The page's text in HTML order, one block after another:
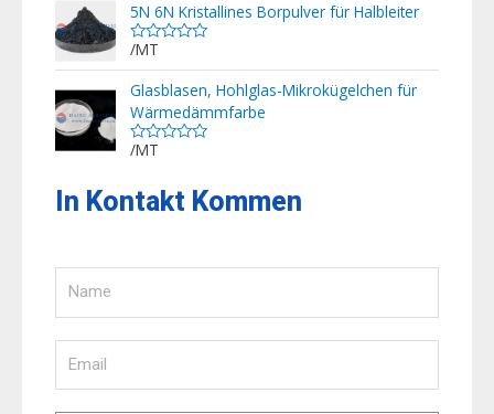
von
5
5N 6N Kristallines Borpulver für Halbleiter
Bewertet
mit
von
5
/MT
Glasblasen, Hohlglas-Mikrokügelchen für
Wärmedämmfarbe
Bewertet
von
5
/MT
In Kontakt Kommen